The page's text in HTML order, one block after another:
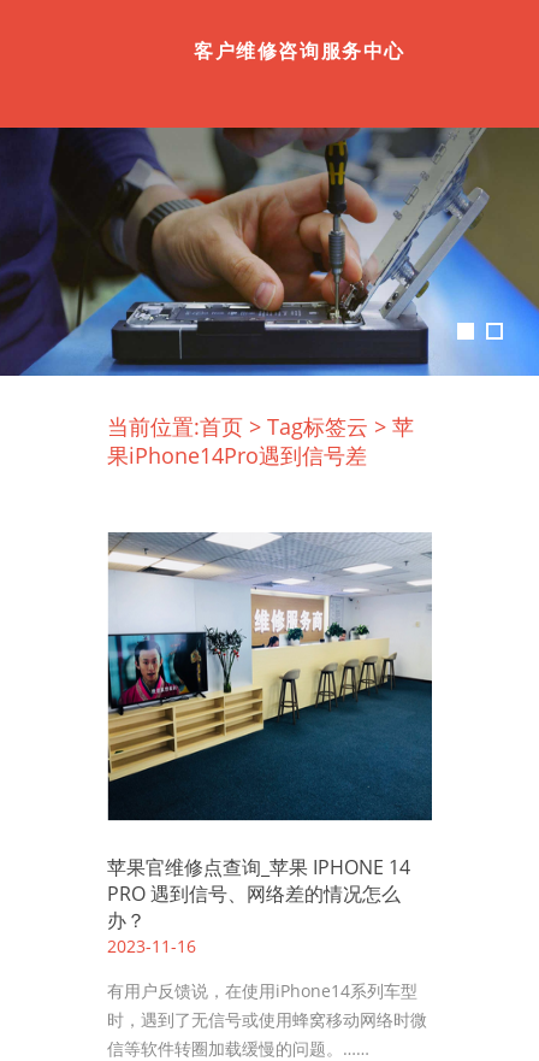
客户维修咨询服务中心
当前位置:首页 > Tag标签云 > 苹
果iPhone14Pro遇到信号差
苹果官维修点查询_苹果 IPHONE 14
PRO 遇到信号、网络差的情况怎么
办？
2023-11-16
有用户反馈说，在使用iPhone14系列车型
时，遇到了无信号或使用蜂窝移动网络时微
信等软件转圈加载缓慢的问题。……